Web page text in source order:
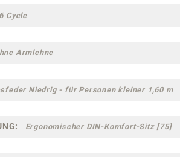
Cycle
Armlehne
Niedrig - für Personen kleiner 1,60 m
Ergonomischer DIN-Komfort-Sitz [75]